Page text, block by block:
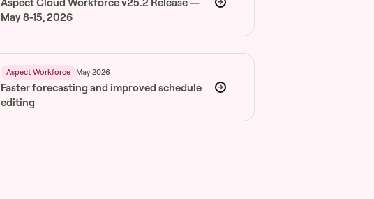
May 8-15, 2026
Aspect Workforce May 2026
Faster forecasting and improved schedule
editing